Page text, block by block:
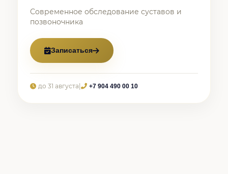
Современное обследование суставов и
позвоночника
Записаться
до 31 августа +7 904 490 00 10